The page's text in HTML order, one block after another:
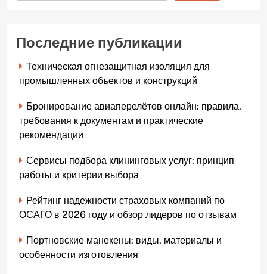
Последние публикации
Техническая огнезащитная изоляция для
промышленных объектов и конструкций
Бронирование авиаперелётов онлайн: правила,
требования к документам и практические
рекомендации
Сервисы подбора клининговых услуг: принцип
работы и критерии выбора
Рейтинг надежности страховых компаний по
ОСАГО в 2026 году и обзор лидеров по отзывам
Портновские манекены: виды, материалы и
особенности изготовления